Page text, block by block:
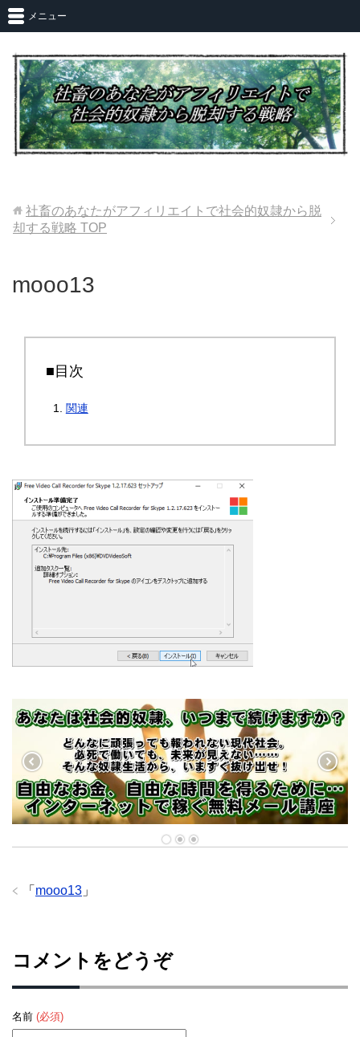
メニュー
社畜のあなたがアフィリエイトで社会的奴隷から脱
却する戦略 TOP
mooo13
■目次
関連
「 mooo13 」
コメントをどうぞ
名前 (必須)